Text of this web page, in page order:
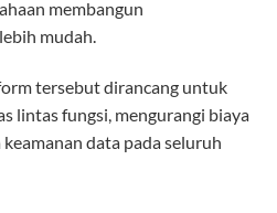
membangun
mudah.
tersebut dirancang untuk
lintas fungsi, mengurangi biaya
data pada seluruh